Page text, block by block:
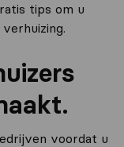
tips om u
voordat u